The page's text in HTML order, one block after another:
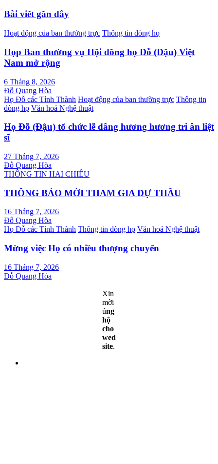
Bài viết gần đây
Hoạt động của ban thường trực Thông tin dòng họ
Họp Ban thường vụ Hội đồng họ Đỗ (Đậu) Việt
Nam mở rộng
6 Tháng 8, 2026
Đỗ Quang Hòa
Họ Đỗ các Tỉnh Thành Hoạt động của ban thường trực Thông tin
dòng họ Văn hoá Nghệ thuật
Họ Đỗ (Đậu) tổ chức lễ dâng hương hương tri ân liệt
sĩ
27 Tháng 7, 2026
Đỗ Quang Hòa
THÔNG TIN HAI CHIỀU
THÔNG BÁO MỜI THAM GIA DỰ THẦU
16 Tháng 7, 2026
Đỗ Quang Hòa
Họ Đỗ các Tỉnh Thành Thông tin dòng họ Văn hoá Nghệ thuật
Mừng việc Họ có nhiều thượng chuyển
16 Tháng 7, 2026
Đỗ Quang Hòa
Xin
mời
ủng
hộ
cho
wed
site.